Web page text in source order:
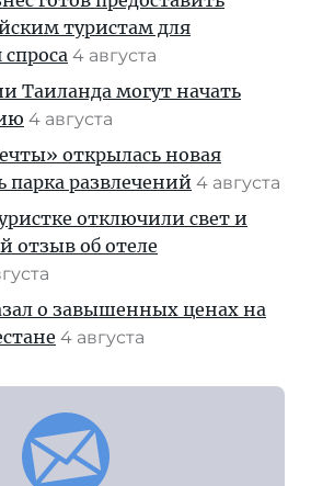
туристам для
4 августа
Таиланда могут начать
4 августа
открылась новая
парка развлечений 4 августа
отключили свет и
отзыв об отеле
о завышенных ценах на
4 августа